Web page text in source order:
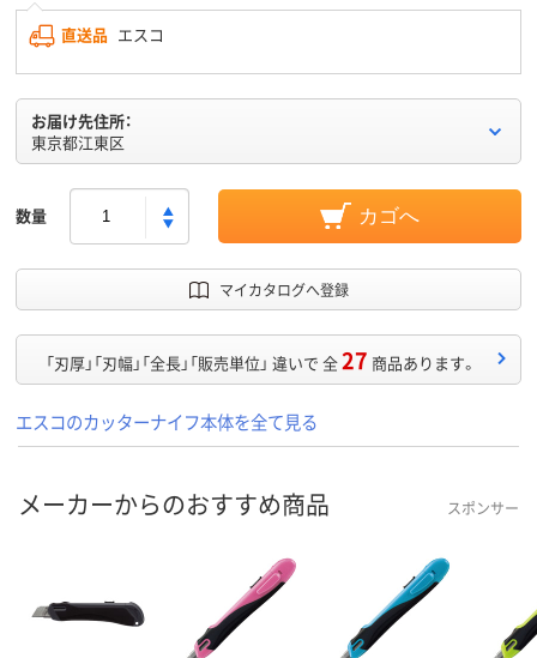
直送品 エスコ
お届け先住所：
東京都江東区
数量 カゴへ
マイカタログへ登録
「刃厚」「刃幅」「全長」「販売単位」 違いで 全27 商品あります。
エスコのカッターナイフ本体を全て見る
メーカーからのおすすめ商品 スポンサー